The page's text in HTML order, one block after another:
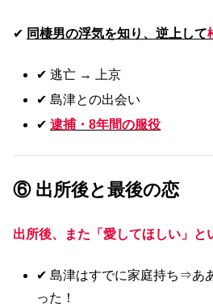
✔ 同棲男の浮気を知り、逆上して
✔ 逃亡 → 上京
✔ 島津との出会い
✔逮捕・8年間の服役
⑥ 出所後と最後の恋
出所後、また「愛してほしい」と
✔ 島津はすでに家庭持ち⇒あ
った！